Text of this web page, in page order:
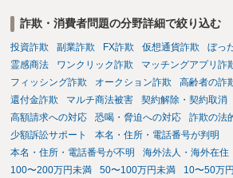
詐欺・消費者問題の分野詳細で絞り込む
投資詐欺 副業詐欺 FX詐欺 仮想通貨詐欺 ぼっ
霊感商法
ワンクリック詐欺 マッチングアプリ詐
フィッシング詐欺
オークション詐欺 高齢者の詐
還付金詐欺
マルチ商法被害 契約解除・契約取消
高額請求への対応
恐喝・脅迫への対応
詐欺の法
少額訴訟サポート
本名・住所・電話番号が判明
本名・住所・電話番号が不明
海外法人・海外在住
100〜200万円未満
50〜100万円未満 10〜50万